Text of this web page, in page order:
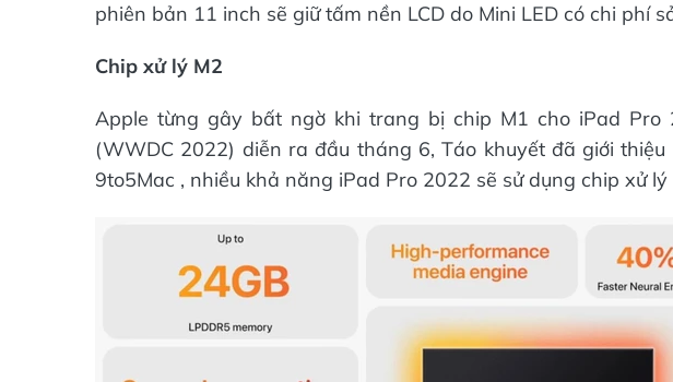
phiên bản 11 inch sẽ giữ tấm nền LCD do Mini LED có chi phí
Chip xử lý M2
Apple từng gây bất ngờ khi trang bị chip M1 cho iPad Pro
(WWDC 2022) diễn ra đầu tháng 6, Táo khuyết đã giới
9to5Mac , nhiều khả năng iPad Pro 2022 sẽ sử dụng chip xử lý